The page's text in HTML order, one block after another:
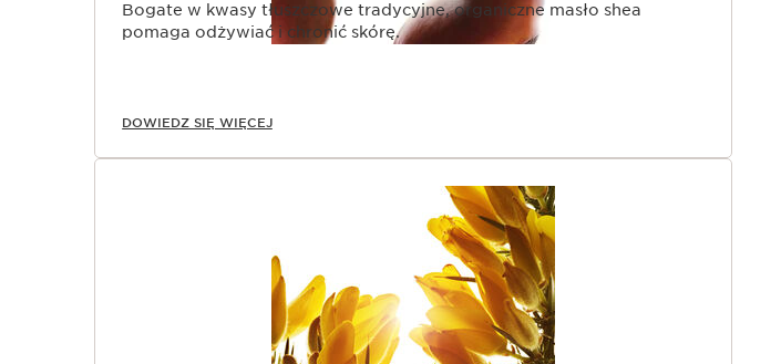
Bogate w kwasy tłuszczowe tradycyjne, organiczne masło shea
pomaga odżywiać i chronić skórę.
DOWIEDZ SIĘ WIĘCEJ